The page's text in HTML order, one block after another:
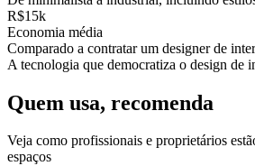
R$15k
Economia média
Comparado a contratar um designer de
A tecnologia que democratiza o design de
Quem usa, recomenda
Veja como profissionais e proprietários
espaços